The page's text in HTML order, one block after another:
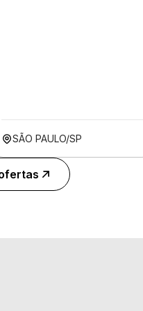
SÃO PAULO/SP